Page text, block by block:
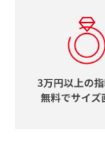
スタージュエリー
ウノアエレ
タグホイヤー